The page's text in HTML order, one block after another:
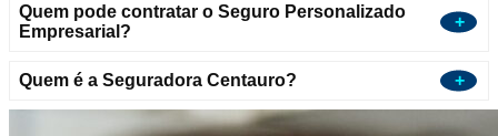
Quem pode contratar o Seguro Personalizado
Empresarial?
Quem é a Seguradora Centauro?